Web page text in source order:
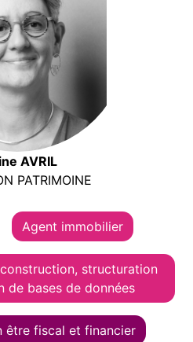
AVRIL
PATRIMOINE
Agent immobilier
structuration
de bases de données
être fiscal et financier